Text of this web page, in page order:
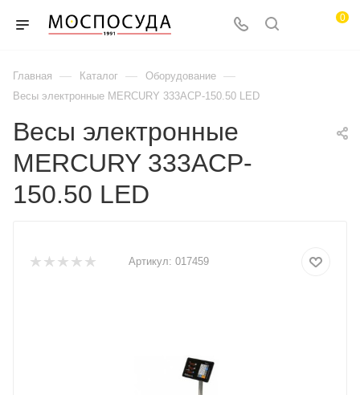
0
Главная — Каталог — Оборудование —
Весы электронные MERCURY 333ACP-150.50 LED
Весы электронные
MERCURY 333ACP-
150.50 LED
Артикул: 017459